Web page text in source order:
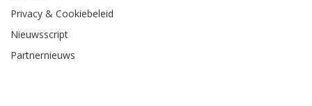
Privacy & Cookiebeleid
Nieuwsscript
Partnernieuws